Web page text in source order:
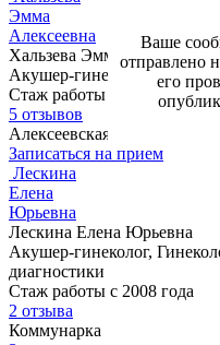
Эмма
Алексеевна
Хальзева Эмма Алексеевна
Акушер-гинеколог
Стаж работы с 1995 года
5 отзывов
Алексеевская
Записаться на прием
Лескина
Елена
Юрьевна
Лескина Елена Юрьевна
Акушер-гинеколог,
диагностики
Стаж работы с 2008 года
2 отзыва
Коммунарка
Ваше
отправлено
его